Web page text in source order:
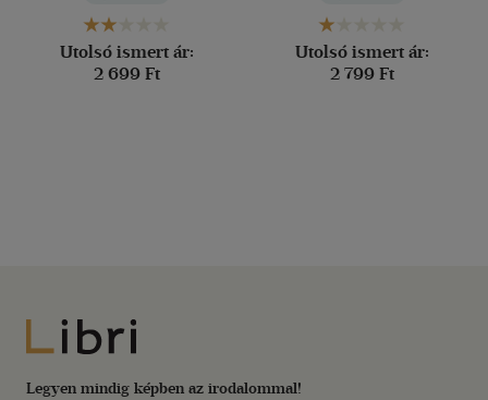
Utolsó ismert ár:
2 699 Ft
Utolsó ismert ár:
2 799 Ft
Libri
Legyen mindig képben az irodalommal!